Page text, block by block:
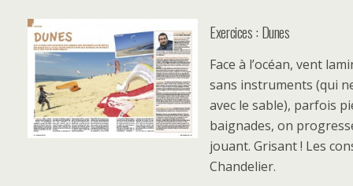
Exercices : Dunes
Face à l’océan, vent
sans instruments (qui
avec le sable), parfois
baignades, on
jouant. Grisant ! Les
Chandelier.